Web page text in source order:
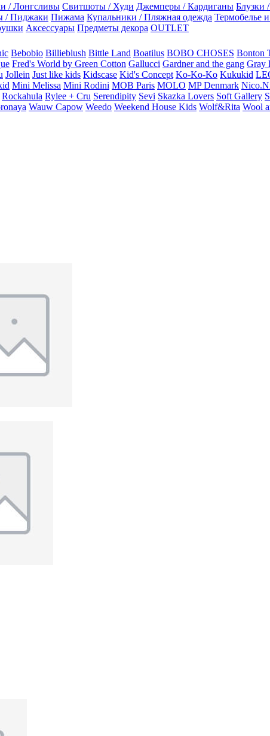
/ Лонгсливы Свитшоты / Худи Джемперы / Кардиганы Блузки
/ Пиджаки Пижама Купальники / Пляжная одежда Термобелье
Аксессуары Предметы декора OUTLET
Bebobio Billieblush Bittle Land Boatilus BOBO CHOSES Bonton
Fred's World by Green Cotton Gallucci Gardner and the gang Gray
Jollein Just like kids Kidscase Kid's Concept Ko-Ko-Ko Kukukid
Mini Melissa Mini Rodini MOB Paris MOLO MP Denmark
Rockahula Rylee + Cru Serendipity Sevi Skazka Lovers Soft Gallery
Wauw Capow Weedo Weekend House Kids Wolf&Rita Wool